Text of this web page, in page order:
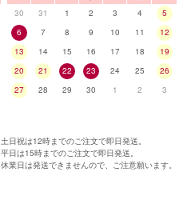
30
31 1 2 3 4
5
6
7 8 9 10 11
12
13
14 15 16 17 18
19
20
21 22 23 24 25
26
27
28 29 30 1 2 3
土日祝は12時までのご注文で即日発送。
平日は15時までのご注文で即日発送。
休業日は発送できませんので、ご注意願います。